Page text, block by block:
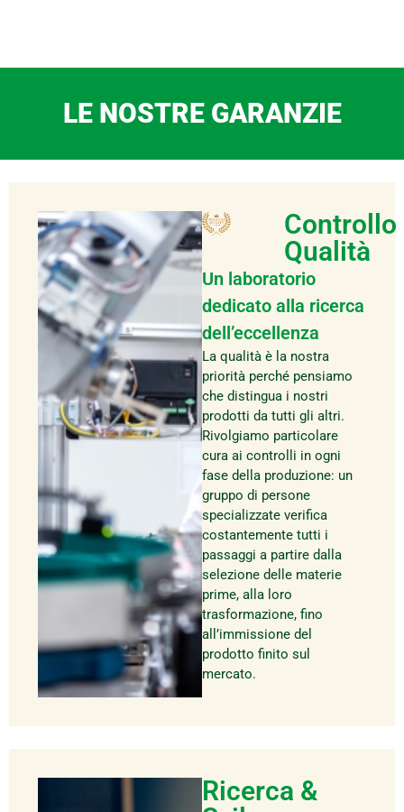
LE NOSTRE GARANZIE
Controllo
Qualità
Un laboratorio
dedicato alla ricerca
dell’eccellenza
La qualità è la nostra
priorità perché pensiamo
che distingua i nostri
prodotti da tutti gli altri.
Rivolgiamo particolare
cura ai controlli in ogni
fase della produzione: un
gruppo di persone
specializzate verifica
costantemente tutti i
passaggi a partire dalla
selezione delle materie
prime, alla loro
trasformazione, fino
all’immissione del
prodotto finito sul
mercato.
Ricerca &